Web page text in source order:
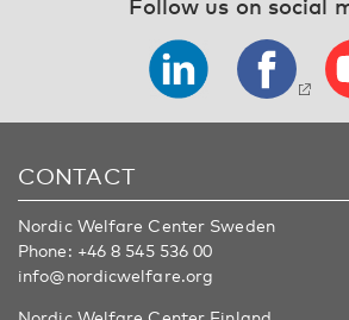
Follow us on social
CONTACT
Nordic Welfare Center Sweden
Phone: +46 8 545 536 00
info@nordicwelfare.org